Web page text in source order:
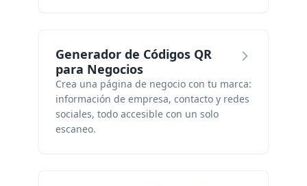
Generador de Códigos QR
para Negocios
Crea una página de negocio con tu marca:
información de empresa, contacto y redes
sociales, todo accesible con un solo
escaneo.